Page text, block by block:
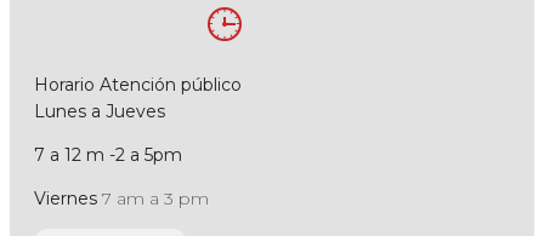
Horario Atención público
Lunes a Jueves
7 a 12 m -2 a 5pm
Viernes 7 am a 3 pm